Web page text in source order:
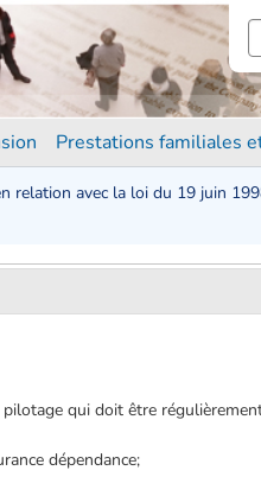
Prestations familiales
relation avec la loi du 19 juin
qui doit être
dépendance;